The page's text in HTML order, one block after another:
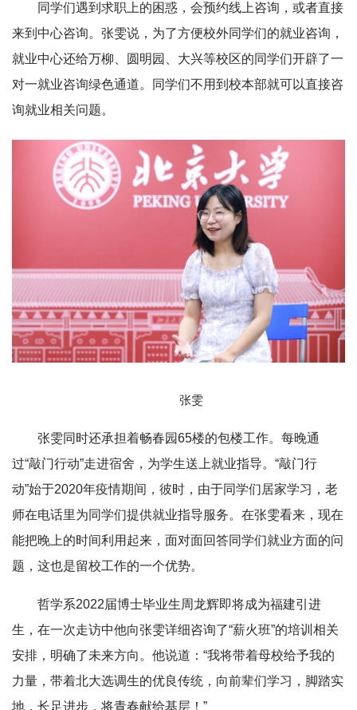
同学们遇到求职上的困惑，会预约线上咨询，或者直接
来到中心咨询。张雯说，为了方便校外同学们的就业咨询，
就业中心还给万柳、圆明园、大兴等校区的同学们开辟了一
对一就业咨询绿色通道。同学们不用到校本部就可以直接咨
询就业相关问题。
张雯
张雯同时还承担着畅春园65楼的包楼工作。每晚通
过“敲门行动”走进宿舍，为学生送上就业指导。“敲门行
动”始于2020年疫情期间，彼时，由于同学们居家学习，老
师在电话里为同学们提供就业指导服务。在张雯看来，现在
能把晚上的时间利用起来，面对面回答同学们就业方面的问
题，这也是留校工作的一个优势。
哲学系2022届博士毕业生周龙辉即将成为福建引进
生，在一次走访中他向张雯详细咨询了“薪火班”的培训相关
安排，明确了未来方向。他说道：“我将带着母校给予我的
力量，带着北大选调生的优良传统，向前辈们学习，脚踏实
地，长足进步，将青春献给基层！”